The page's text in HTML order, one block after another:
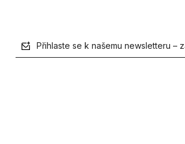
Přihlaste se k našemu newsletteru –